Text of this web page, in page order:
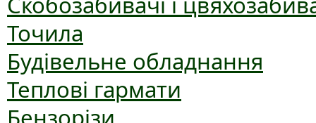
Точила
Будівельне обладнання
Теплові гармати
Бензорізи